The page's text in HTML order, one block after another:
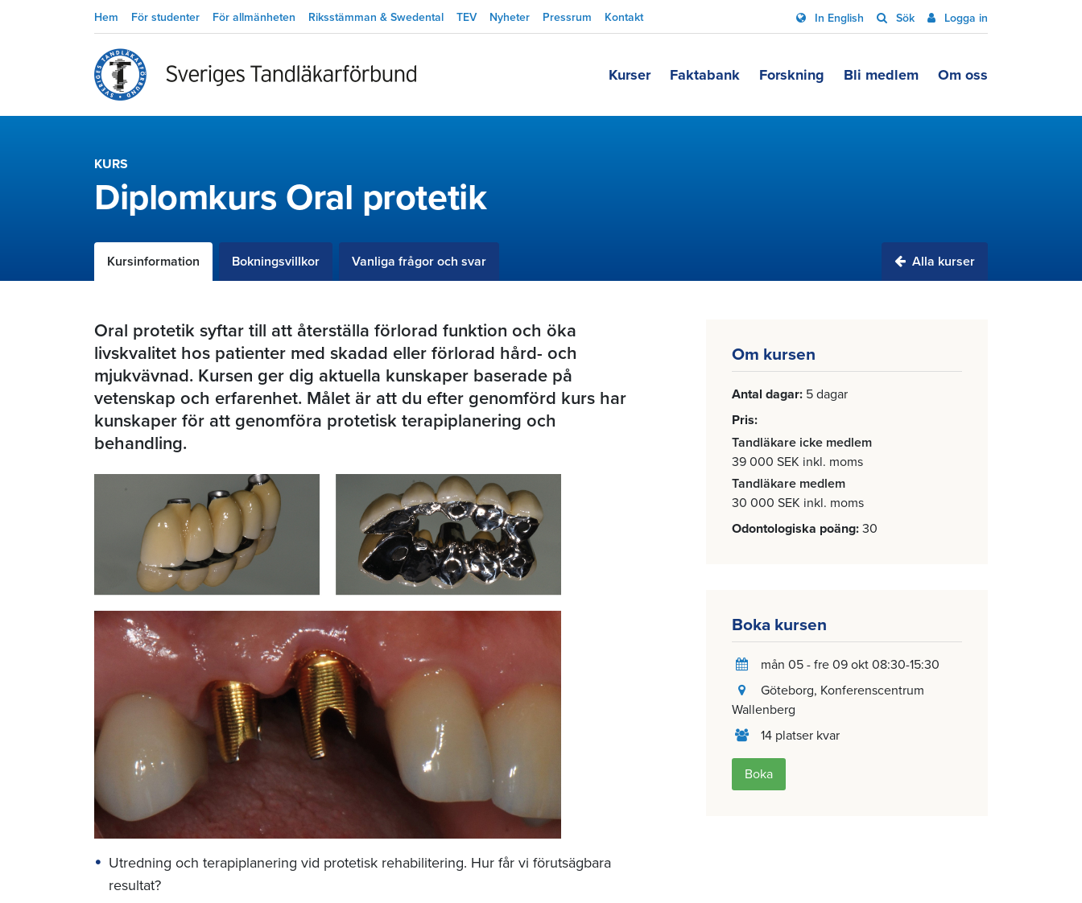
Hem För studenter För allmänheten Riksstämman & Swedental TEV Nyheter Pressrum Kontakt In English Sök Logga in
Kurser Faktabank Forskning Bli medlem Om oss
KURS
Diplomkurs Oral protetik
Kursinformation Bokningsvillkor Vanliga frågor och svar Alla kurser
Om kursen
Antal dagar 5 dagar
Pris
Tandläkare icke medlem
39 000 SEK inkl. moms
Tandläkare medlem
30 000 SEK inkl. moms
Odontologiska poäng 30
Boka kursen
mån 05 - fre 09 okt 08:30-15:30
Göteborg, Konferenscentrum
Wallenberg
14 platser kvar
Boka
Oral protetik syftar till att återställa förlorad funktion och öka
livskvalitet hos patienter med skadad eller förlorad hård- och
mjukvävnad. Kursen ger dig aktuella kunskaper baserade på
vetenskap och erfarenhet. Målet är att du efter genomförd kurs har
kunskaper för att genomföra protetisk terapiplanering och
behandling.
Utredning och terapiplanering vid protetisk rehabilitering. Hur får vi förutsägbara
resultat?